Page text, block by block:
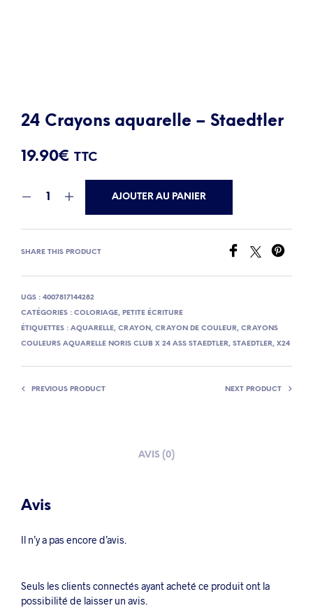
24 Crayons aquarelle – Staedtler
19.90€ TTC
AJOUTER AU PANIER
SHARE THIS PRODUCT
UGS : 4007817144282
CATÉGORIES : COLORIAGE, PETITE ÉCRITURE
ÉTIQUETTES : AQUARELLE, CRAYON, CRAYON DE COULEUR, CRAYONS
COULEURS AQUARELLE NORIS CLUB X 24 ASS STAEDTLER, STAEDTLER, X24
PREVIOUS PRODUCT NEXT PRODUCT
AVIS (0)
Avis
Il n’y a pas encore d’avis.
Seuls les clients connectés ayant acheté ce produit ont la
possibilité de laisser un avis.